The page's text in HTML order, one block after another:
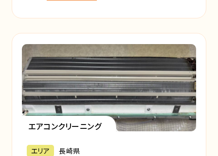
エアコンクリーニング
エリア
長崎県